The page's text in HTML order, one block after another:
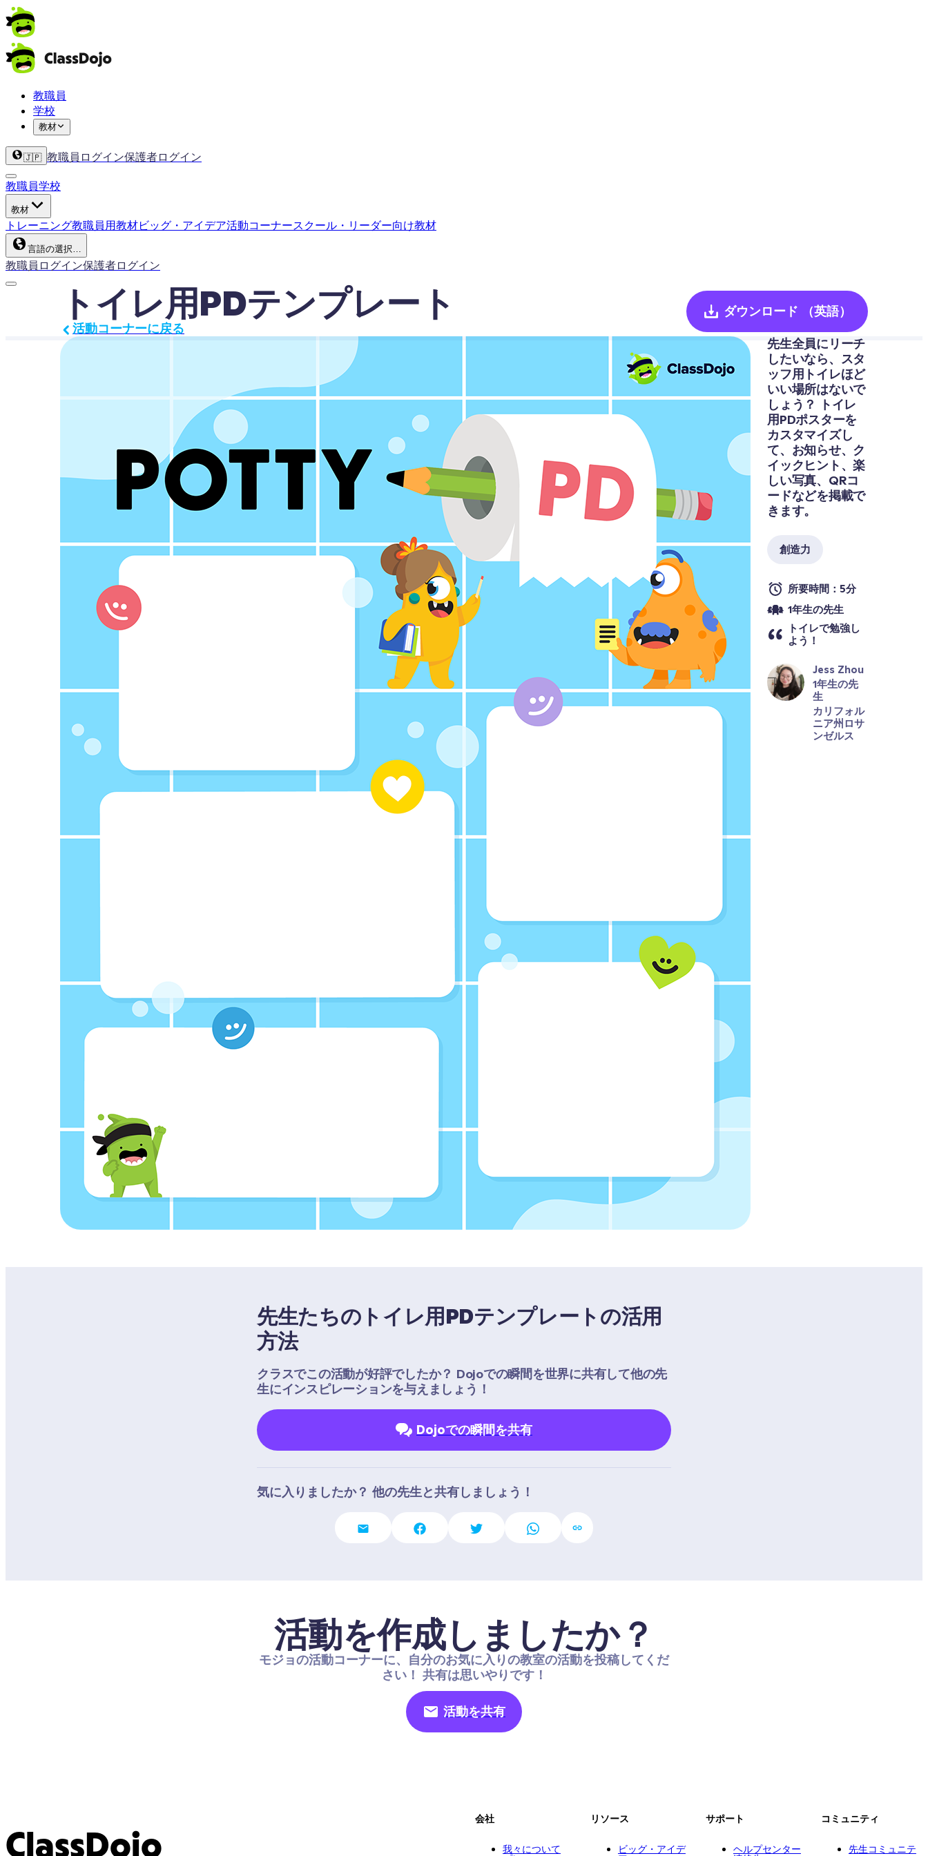
教職員
学校
教材
🇯🇵 教職員ログイン保護者ログイン
教職員学校
教材
トレーニング教職員用教材ビッグ・アイデア活動コーナースクール・リーダー向け教材
言語の選択…
教職員ログイン保護者ログイン
トイレ用PDテンプレート
活動コーナーに戻る
ダウンロード （英語）
先生全員にリーチ
したいなら、スタ
ッフ用トイレほど
いい場所はないで
しょう？ トイレ
用PDポスターを
カスタマイズし
て、お知らせ、ク
イックヒント、楽
しい写真、QRコ
ードなどを掲載で
きます。
創造力
所要時間：5分
1年生の先生
トイレで勉強し
よう！
Jess Zhou
1年生の先
生
カリフォル
ニア州ロサ
ンゼルス
先生たちのトイレ用PDテンプレートの活用
方法
クラスでこの活動が好評でしたか？ Dojoでの瞬間を世界に共有して他の先
生にインスピレーションを与えましょう！
Dojoでの瞬間を共有
気に入りましたか？ 他の先生と共有しましょう！
活動を作成しましたか？
モジョの活動コーナーに、自分のお気に入りの教室の活動を投稿してくだ
さい！ 共有は思いやりです！
活動を共有
ClassDojo
会社
我々について
リソース
ビッグ・アイデ
サポート
ヘルプセンター
コミュニティ
先生コミュニテ